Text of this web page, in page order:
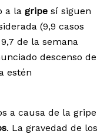
a la gripe sí siguen
(9,9 casos
de la semana
descenso de
estén
a causa de la gripe
. La gravedad de los